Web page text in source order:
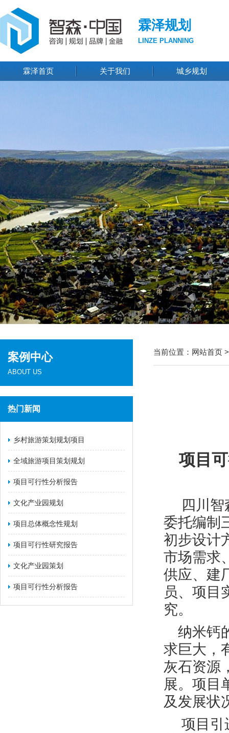
霖泽规划
LINZE PLANNING
霖泽首页 关于我们 城乡规划
案例中心
ABOUT US
热门新闻
乡村旅游策划规划项目
全域​旅游项目策划规划
​项目可行性分析报告
文化产业园规划
​项目总体概念性规划
项目可行性研究报告
文化产业园策划
​项目可行性分析报告
当前位置： 网站首页
项目
四川
委托编制
初步设计
市场需求
供应、建
员、项目
究。
纳米钙
求巨大，
灰石资源
展。项目
及发展状
项目引